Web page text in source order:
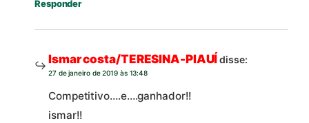
Responder
Ismar costa/TERESINA-PIAUÍdisse:
27 de janeiro de 2019 às 13:48
Competitivo….e….ganhador!!
ismar!!